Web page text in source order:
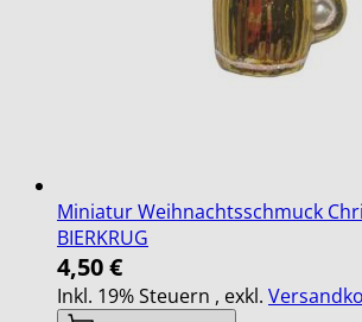
Miniatur Weihnachtsschmuck
BIERKRUG
4,50 €
Inkl. 19% Steuern , exkl.